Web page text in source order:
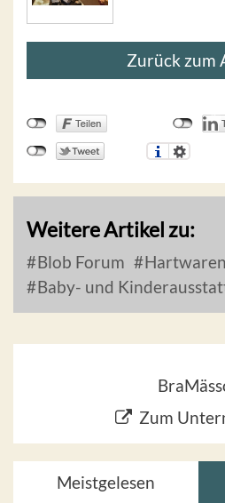
Zurück zum
Weitere Artikel zu:
Blob Forum
Baby- und
Zum
Meistgelesen